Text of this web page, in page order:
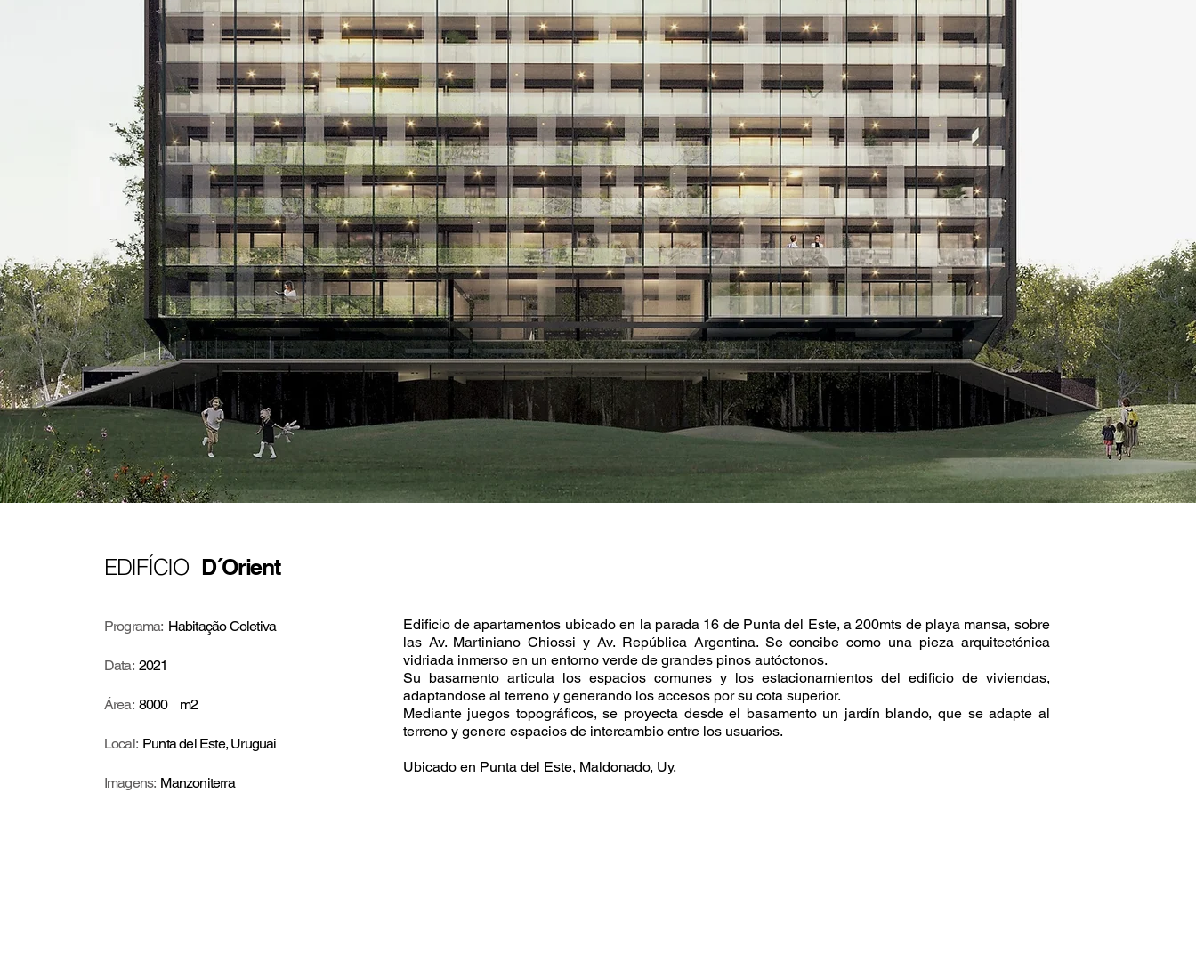
EDIFÍCIO D´Orient
Programa: Habitação Coletiva
Data: 2021
Área: 8000 m2
Local: Punta del Este, Uruguai
Imagens: Manzoniterra
Edificio de apartamentos ubicado en la parada 16 de Punta del Este, a 200mts de playa mansa, sobre
las Av. Martiniano Chiossi y Av. República Argentina. Se concibe como una pieza arquitectónica
vidriada inmerso en un entorno verde de grandes pinos autóctonos.
Su basamento articula los espacios comunes y los estacionamientos del edificio de viviendas,
adaptandose al terreno y generando los accesos por su cota superior.
Mediante juegos topográficos, se proyecta desde el basamento un jardín blando, que se adapte al
terreno y genere espacios de intercambio entre los usuarios.
Ubicado en Punta del Este, Maldonado, Uy.